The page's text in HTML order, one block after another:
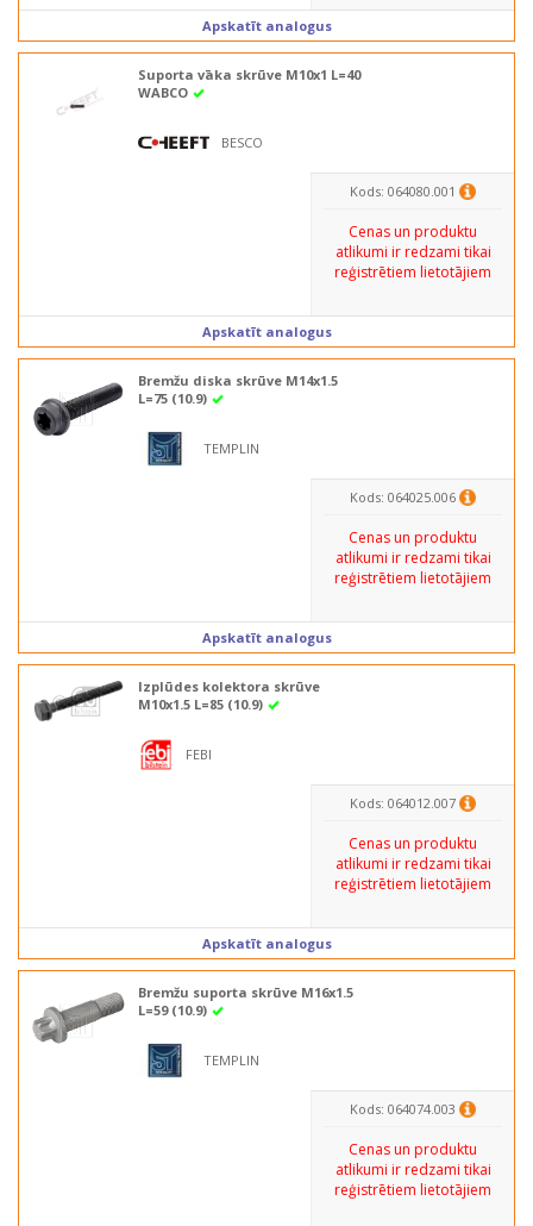
Apskatīt analogus
Suporta vāka skrūve M10x1 L=40
WABCO
BESCO
Kods: 064080.001
Cenas un produktu
atlikumi ir redzami tikai
reģistrētiem lietotājiem
Apskatīt analogus
Bremžu diska skrūve M14x1.5
L=75 (10.9)
TEMPLIN
Kods: 064025.006
Cenas un produktu
atlikumi ir redzami tikai
reģistrētiem lietotājiem
Apskatīt analogus
Izplūdes kolektora skrūve
M10x1.5 L=85 (10.9)
FEBI
Kods: 064012.007
Cenas un produktu
atlikumi ir redzami tikai
reģistrētiem lietotājiem
Apskatīt analogus
Bremžu suporta skrūve M16x1.5
L=59 (10.9)
TEMPLIN
Kods: 064074.003
Cenas un produktu
atlikumi ir redzami tikai
reģistrētiem lietotājiem